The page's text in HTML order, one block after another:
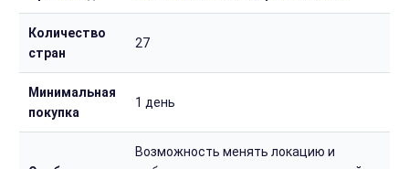
Количество
стран
27
Минимальная
покупка
1 день
Возможность менять локацию и